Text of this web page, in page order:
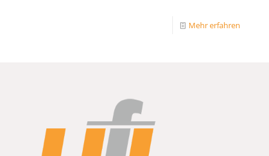
Mehr erfahren